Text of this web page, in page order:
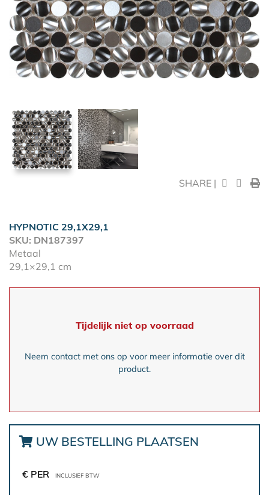
SHARE |
HYPNOTIC 29,1X29,1
SKU: DN187397
Metaal
29,1×29,1 cm
Tijdelijk niet op voorraad
Neem contact met ons op voor meer informatie over dit
product.
UW BESTELLING PLAATSEN
€ PER INCLUSIEF BTW